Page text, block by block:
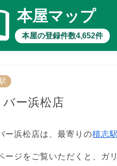
本屋マップ
本屋の登録件数4,652件
バー浜松店
ー浜松店は、最寄りの積志駅
ージをご覧いただくと、ガ